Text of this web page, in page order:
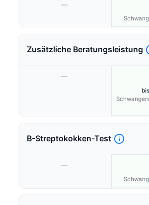
—
Zusätzliche Beratungsleistung
—
B-Streptokokken-Test
—